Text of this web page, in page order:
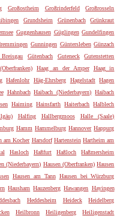
Großostheim Großrinderfeld
Großrosseln
Grundsheim Grünenbach
Grünkraut
Guggenhausen Güglingen Gundelfingen
Gunningen Güntersleben Günzach
Gütenbach Guteneck
Gutenstetten
Haag an der Amper
Haag in
Hafenlohr Häg-Ehrsberg Hagelstadt
Hagen
Hahnbach Haibach (Niederbayern) Haibach
Haiming Hainsfarth Haiterbach Halblech
Halfing Hallbergmoos
Halle (Saale)
Hamm Hammelburg Hannover Happurg
am Kocher Harsdorf Hartenstein Hartheim am
Hasloch Haßfurt Haßloch
Haßmersheim
(Niederbayern) Hausen (Oberfranken) Hausen
Hausen am Tann Hausen bei Würzburg
Hausham Hauzenberg Hawangen Hayingen
Heddesheim Heideck
Heidelberg
Heilbronn Heiligenberg
Heiligenstadt